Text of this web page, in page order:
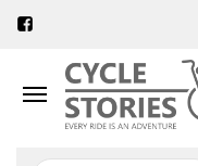
Navigacija
PREKIŲ
PANELS
Pagrindinis Prekių